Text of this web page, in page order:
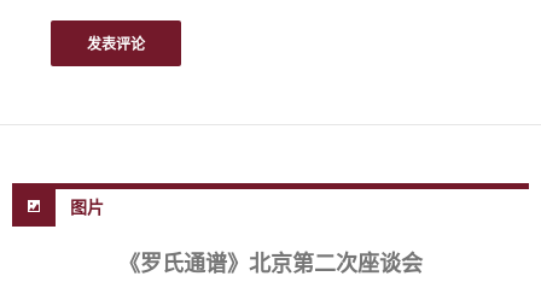
图片
《罗氏通谱》北京第二次座谈会